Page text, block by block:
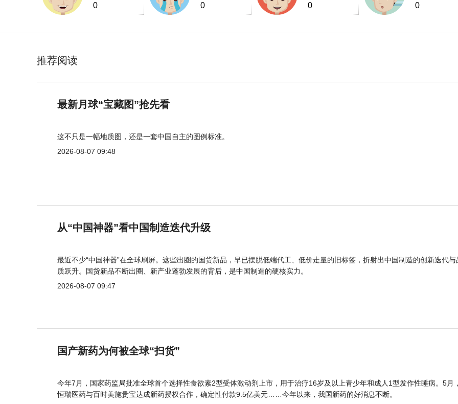
0 0 0 0
推荐阅读
最新月球“宝藏图”抢先看
这不只是一幅地质图，还是一套中国自主的图例标准。
2026-08-07 09:48
从“中国神器”看中国制造迭代升级
最近不少“中国神器”在全球刷屏。这些出圈的国货新品，早已摆脱低端代工、低价走量的旧标签，折射出中国制造的创新迭代与
质跃升。国货新品不断出圈、新产业蓬勃发展的背后，是中国制造的硬核实力。
2026-08-07 09:47
国产新药为何被全球“扫货”
今年7月，国家药监局批准全球首个选择性食欲素2型受体激动剂上市，用于治疗16岁及以上青少年和成人1型发作性睡病。5月
恒瑞医药与百时美施贵宝达成新药授权合作，确定性付款9.5亿美元……今年以来，我国新药的好消息不断。